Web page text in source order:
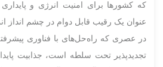
که کشورها برای امنیت انرژی و
عنوان یک رقیب قابل دوام در چشم انداز
در عصری که راه‌حل‌های با فناوری
تجدیدپذیر تحت سلطه است، جذابیت